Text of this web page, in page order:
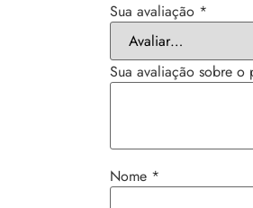
Sua avaliação *
Sua avaliação sobre o
Nome *